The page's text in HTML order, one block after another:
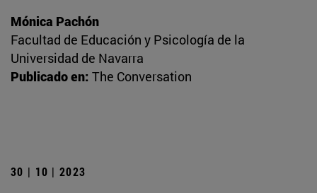
Mónica Pachón
Facultad de Educación y Psicología de la
Universidad de Navarra
Publicado en: The Conversation
30 | 10 | 2023